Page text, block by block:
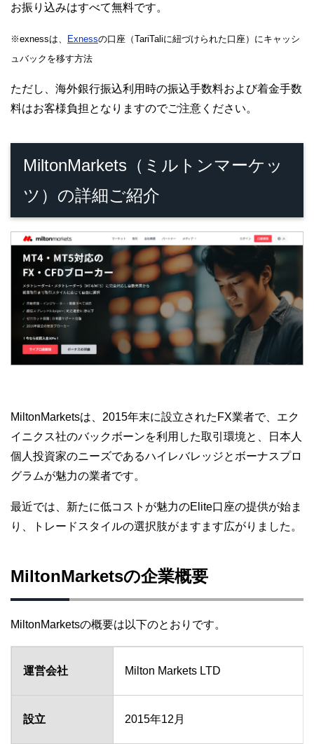
お振り込みはすべて無料です。
※exnessは、 Exnessの口座（TariTaliに紐づけられた口座）にキャッシ
ュバックを移す方法
ただし、海外銀行振込利用時の振込手数料および着金手数
料はお客様負担となりますのでご注意ください。
MiltonMarkets（ミルトンマーケッ
ツ）の詳細ご紹介
MiltonMarketsは、2015年末に設立されたFX業者で、エク
イニクス社のバックボーンを利用した取引環境と、日本人
個人投資家のニーズであるハイレバレッジとボーナスプロ
グラムが魅力の業者です。
最近では、新たに低コストが魅力のElite口座の提供が始ま
り、トレードスタイルの選択肢がますます広がりました。
MiltonMarketsの企業概要
MiltonMarketsの概要は以下のとおりです。
運営会社 Milton Markets LTD
設立 2015年12月